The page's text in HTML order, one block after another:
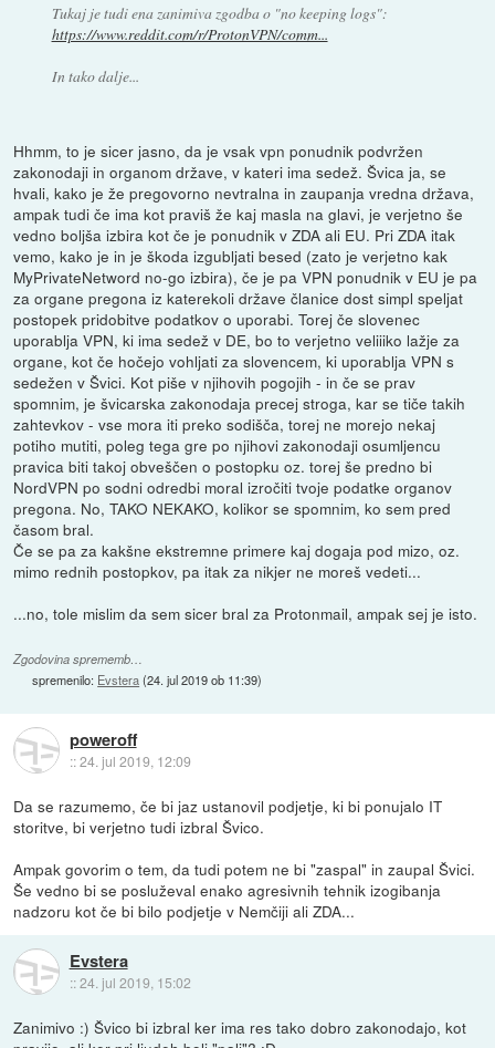
Tukaj je tudi ena zanimiva zgodba o "no keeping logs":
https://www.reddit.com/r/ProtonVPN/comm...
In tako dalje...
Hhmm, to je sicer jasno, da je vsak vpn ponudnik podvržen
zakonodaji in organom države, v kateri ima sedež. Švica ja, se
hvali, kako je že pregovorno nevtralna in zaupanja vredna država,
ampak tudi če ima kot praviš že kaj masla na glavi, je verjetno še
vedno boljša izbira kot če je ponudnik v ZDA ali EU. Pri ZDA itak
vemo, kako je in je škoda izgubljati besed (zato je verjetno kak
MyPrivateNetword no-go izbira), če je pa VPN ponudnik v EU je pa
za organe pregona iz katerekoli države članice dost simpl speljat
postopek pridobitve podatkov o uporabi. Torej če slovenec
uporablja VPN, ki ima sedež v DE, bo to verjetno veliiiko lažje za
organe, kot če hočejo vohljati za slovencem, ki uporablja VPN s
sedežen v Švici. Kot piše v njihovih pogojih - in če se prav
spomnim, je švicarska zakonodaja precej stroga, kar se tiče takih
zahtevkov - vse mora iti preko sodišča, torej ne morejo nekaj
potiho mutiti, poleg tega gre po njihovi zakonodaji osumljencu
pravica biti takoj obveščen o postopku oz. torej še predno bi
NordVPN po sodni odredbi moral izročiti tvoje podatke organov
pregona. No, TAKO NEKAKO, kolikor se spomnim, ko sem pred
časom bral.
Če se pa za kakšne ekstremne primere kaj dogaja pod mizo, oz.
mimo rednih postopkov, pa itak za nikjer ne moreš vedeti...
...no, tole mislim da sem sicer bral za Protonmail, ampak sej je isto.
Zgodovina sprememb…
spremenilo: Evstera(24. jul 2019 ob 11:39)
poweroff
::24. jul 2019, 12:09
Da se razumemo, če bi jaz ustanovil podjetje, ki bi ponujalo IT
storitve, bi verjetno tudi izbral Švico.
Ampak govorim o tem, da tudi potem ne bi "zaspal" in zaupal Švici.
Še vedno bi se posluževal enako agresivnih tehnik izogibanja
nadzoru kot če bi bilo podjetje v Nemčiji ali ZDA...
Evstera
::24. jul 2019, 15:02
Zanimivo :) Švico bi izbral ker ima res tako dobro zakonodajo, kot